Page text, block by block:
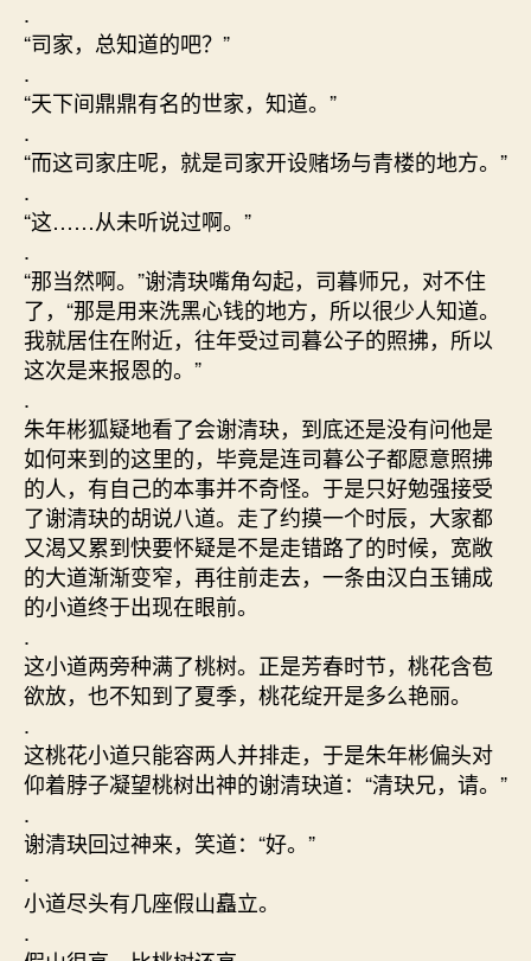
.
“司家，总知道的吧？”
.
“天下间鼎鼎有名的世家，知道。”
.
“而这司家庄呢，就是司家开设赌场与青楼的地方。”
.
“这……从未听说过啊。”
.
“那当然啊。”谢清玦嘴角勾起，司暮师兄，对不住
了，“那是用来洗黑心钱的地方，所以很少人知道。
我就居住在附近，往年受过司暮公子的照拂，所以
这次是来报恩的。”
.
朱年彬狐疑地看了会谢清玦，到底还是没有问他是
如何来到的这里的，毕竟是连司暮公子都愿意照拂
的人，有自己的本事并不奇怪。于是只好勉强接受
了谢清玦的胡说八道。走了约摸一个时辰，大家都
又渴又累到快要怀疑是不是走错路了的时候，宽敞
的大道渐渐变窄，再往前走去，一条由汉白玉铺成
的小道终于出现在眼前。
.
这小道两旁种满了桃树。正是芳春时节，桃花含苞
欲放，也不知到了夏季，桃花绽开是多么艳丽。
.
这桃花小道只能容两人并排走，于是朱年彬偏头对
仰着脖子凝望桃树出神的谢清玦道：“清玦兄，请。”
.
谢清玦回过神来，笑道：“好。”
.
小道尽头有几座假山矗立。
.